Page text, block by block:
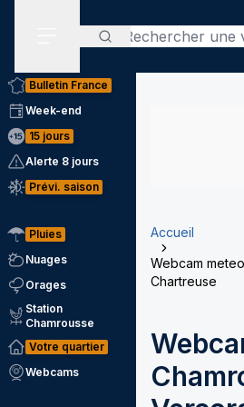
Rechercher
Bulletin France
Week-end
15 jours
Alerte 8 jours
Prévi. saison
Pluies
Nuages
Orages
Station
Chamrousse
Votre quartier
Webcams
Accueil
Webcam
Chartreuse